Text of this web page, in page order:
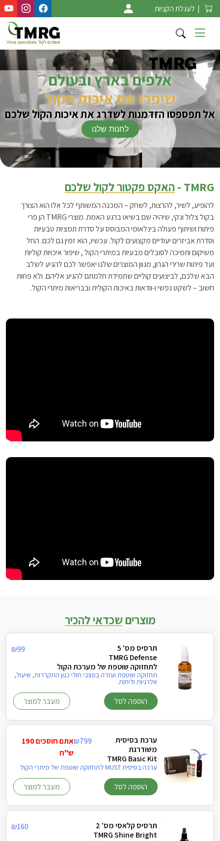
Skip
to
content
| לעגלת הקניות
אלפים בארץ ובעולם
שיפרו את איכות הקול
אל תפספסו הזדמנות לשדרג את איכות הקול שלכם
לחנות שלנו
TMRG - האקס פקטור לקול שלכם
להופיע, לשיר, להרצות, לשחק – המכנה המשותף לכל אלו הוא הצורך
בקול צלול ונקי, שיהיה שם בשיאו ברגע האמת. מוצרי TMRG הן פרי
פיתוח ושיתוף פעולה בינלאומי המבוסס על סדרת תמציות טבעיות
וסדרת אביזרים יעודיים מקצועים לקול. עכשיו, הוא זמין גם לכם. החל
משיקום ותמיכה לסובלים מבעיות במיתרי הקול , שיפור איכויות קוליות
ועד פיתוח שרירי הגרון, מגוון המוצרים שלנו יאפשר לכם להגיע לשלב
הבא שלכם, לביצועים קוליים שתמידת חלמתם להגיע אליהם. ולא פחות
חשוב – לשקט נפשי ו-וודאות באיכות הקולית ובבריאות מיתרי הקול.
מוצריםשכדאי להכיר
תרסיס מס' 5
TMRG Defense
לתחזוקה שוטפת של מערכת הקול
₪99
תחזוקה שוטפת ועזרה במצבי חולי כגון התקררות, שיעול,
אלרגיות וליחות.
מעבר למוצר הוספה לסל
ערכת בסיסית
משודרגת
TMRG Basic Kit
₪799
אתם חוסכים 190
ש"ח
ערכה בסיסית MUST לתחזוקה שוטפת של מיתרי הקול
מעבר למוצר הוספה לסל
תרסיס קלאסי מס' 2
TMRG Shine Bright
₪160